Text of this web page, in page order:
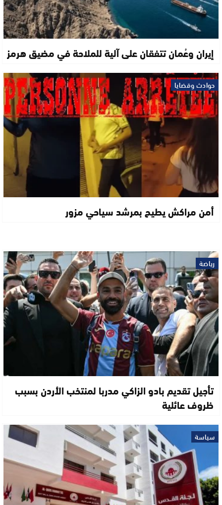
إيران وعُمان تتفقان على آلية للملاحة في مضيق هرمز
حوادث وقضايا
أمن مراكش يطيح بمرشد سياحي مزور
رياضة
تأجيل تقديم بادو الزاكي مدربا لمنتخب الأردن بسبب
ظروف عائلية
سياسة